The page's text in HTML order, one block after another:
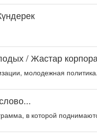
/ Жастар
молодежная политика.
в которой